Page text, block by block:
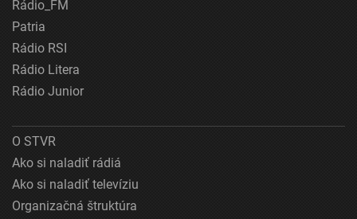
Rádio_FM
Patria
Rádio RSI
Rádio Litera
Rádio Junior
O STVR
Ako si naladiť rádiá
Ako si naladiť televíziu
Organizačná štruktúra